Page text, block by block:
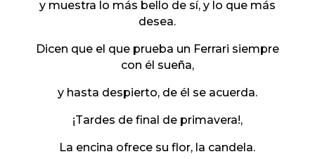
y muestra lo más bello de sí, y lo que más
desea.
Dicen que el que prueba un Ferrari siempre
con él sueña,
y hasta despierto, de él se acuerda.
¡Tardes de final de primavera!,
La encina ofrece su flor, la candela.